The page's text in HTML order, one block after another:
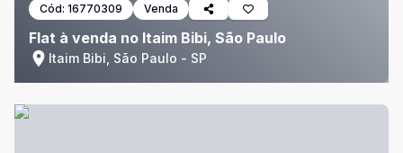
Cód: 16770309 Venda
Flat à venda no Itaim Bibi, São Paulo
Itaim Bibi, São Paulo - SP